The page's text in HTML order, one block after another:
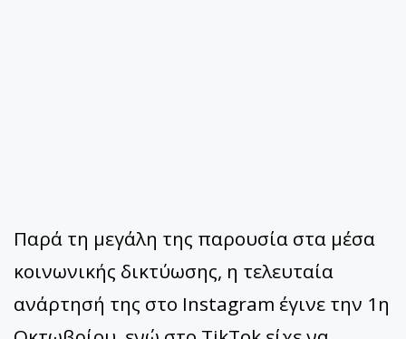
Παρά τη μεγάλη της παρουσία στα μέσα
κοινωνικής δικτύωσης, η τελευταία
ανάρτησή της στο Instagram έγινε την 1η